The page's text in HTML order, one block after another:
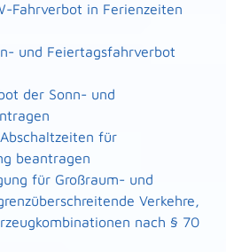
Fahrverbot in Ferienzeiten
und Feiertagsfahrverbot
der Sonn- und
für
beantragen
für Großraum- und
Verkehre,
nach § 70